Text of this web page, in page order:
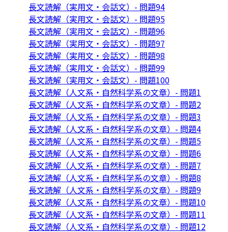
長文読解（実用文・会話文）- 問題94
長文読解（実用文・会話文）- 問題95
長文読解（実用文・会話文）- 問題96
長文読解（実用文・会話文）- 問題97
長文読解（実用文・会話文）- 問題98
長文読解（実用文・会話文）- 問題99
長文読解（実用文・会話文）- 問題100
長文読解（人文系・自然科学系の文章）- 問題1
長文読解（人文系・自然科学系の文章）- 問題2
長文読解（人文系・自然科学系の文章）- 問題3
長文読解（人文系・自然科学系の文章）- 問題4
長文読解（人文系・自然科学系の文章）- 問題5
長文読解（人文系・自然科学系の文章）- 問題6
長文読解（人文系・自然科学系の文章）- 問題7
長文読解（人文系・自然科学系の文章）- 問題8
長文読解（人文系・自然科学系の文章）- 問題9
長文読解（人文系・自然科学系の文章）- 問題10
長文読解（人文系・自然科学系の文章）- 問題11
長文読解（人文系・自然科学系の文章）- 問題12